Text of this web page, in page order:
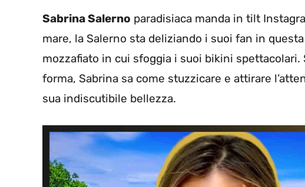
Sabrina Salerno paradisiaca manda in tilt
mare, la Salerno sta deliziando i suoi fan in
mozzafiato in cui sfoggia i suoi bikini
forma, Sabrina sa come stuzzicare e attirare
sua indiscutibile bellezza.